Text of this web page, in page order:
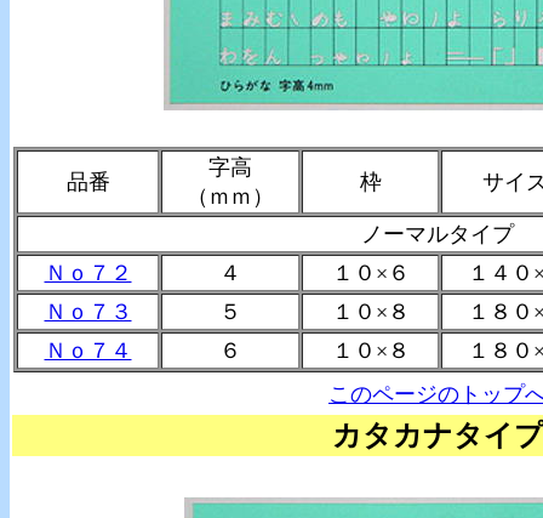
品番
字高
（ｍｍ）
枠 サイ
ノーマルタイプ
Ｎｏ７２
４ １０×６
１４０
Ｎｏ７３
５ １０×８
１８０
Ｎｏ７４
６ １０×８
１８０
このページのトップ
カタカナタイプ